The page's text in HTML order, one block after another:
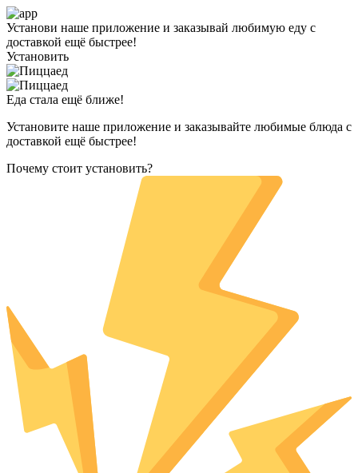
Установи наше приложение и заказывай любимую еду с
доставкой ещё быстрее!
Установить
Еда стала ещё ближе!
Установите наше приложение и заказывайте любимые блюда с
доставкой ещё быстрее!
Почему стоит установить?